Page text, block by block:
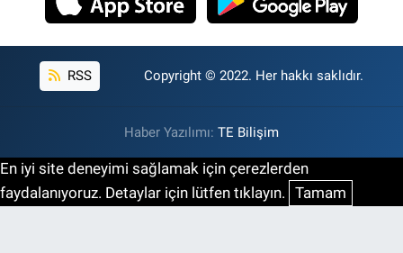
RSS Copyright © 2022. Her hakkı saklıdır.
Haber Yazılımı: TE Bilişim
En iyi site deneyimi sağlamak için çerezlerden
faydalanıyoruz. Detaylar için lütfen tıklayın. Tamam